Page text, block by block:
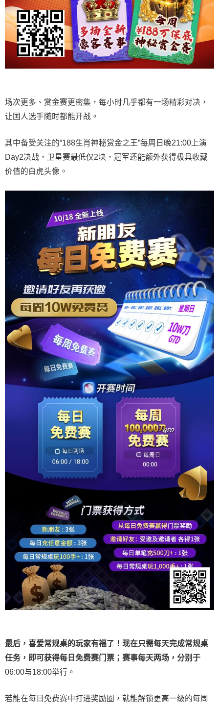
场次更多、赏金赛更密集，每小时几乎都有一场精彩对决，
让国人选手随时都能开战。
其中备受关注的“188生肖神秘赏金之王”每周日晚21:00上演
Day2决战，卫星赛最低仅2块，冠军还能额外获得极具收藏
价值的白虎头像。
最后，喜爱常规桌的玩家有福了！现在只需每天完成常规桌
任务，即可获得每日免费赛门票；赛事每天两场，分别于
06:00与18:00举行。
若能在每日免费赛中打进奖励圈，就能解锁更高一级的每周